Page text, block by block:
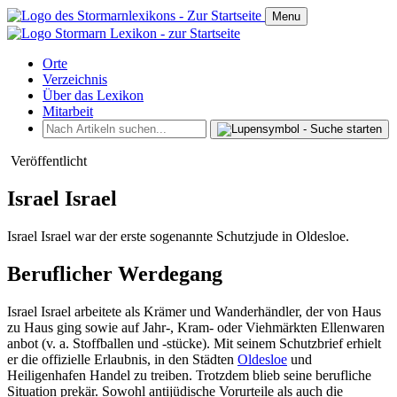
Menu
Orte
Verzeichnis
Über das Lexikon
Mitarbeit
Veröffentlicht
Israel Israel
Israel Israel war der erste sogenannte Schutzjude in Oldesloe.
Beruflicher Werdegang
Israel Israel arbeitete als Krämer und Wanderhändler, der von Haus
zu Haus ging sowie auf Jahr-, Kram- oder Viehmärkten Ellenwaren
anbot (v. a. Stoffballen und -stücke). Mit seinem Schutzbrief erhielt
er die offizielle Erlaubnis, in den Städten Oldesloe und
Heiligenhafen Handel zu treiben. Trotzdem blieb seine berufliche
Situation prekär. Sowohl antijüdische Vorurteile als auch die